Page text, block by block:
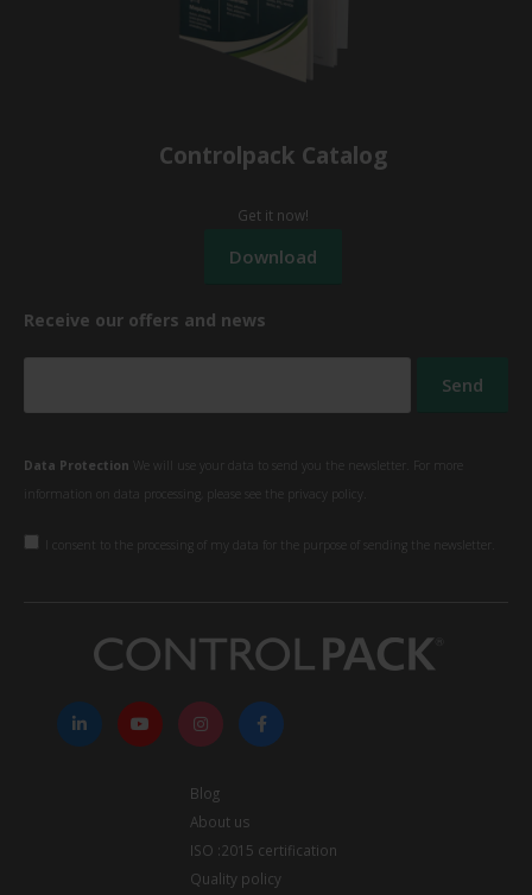
Receive our offers and news
Data Protection We will use your data to send you the newsletter. For more
information on data processing, please see the privacy policy.
I consent to the processing of my data for the purpose of sending the newsletter.
Controlpack Catalog
Get it now!
Blog
About us
ISO :2015 certification
Quality policy